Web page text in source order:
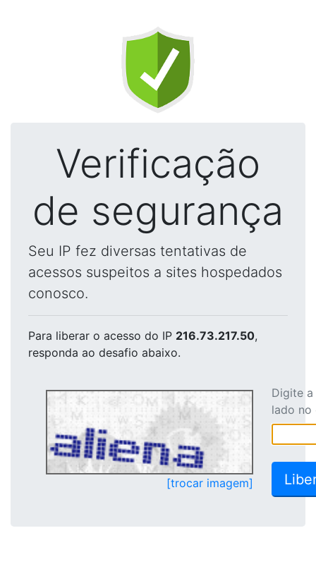
Verificação
de segurança
Seu IP fez diversas tentativas de
acessos suspeitos a sites hospedados
conosco.
Para liberar o acesso do IP 216.73.217.50,
responda ao desafio abaixo.
[trocar imagem]
Digite
lado no